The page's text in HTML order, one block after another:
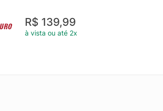
R$ 139,99
à vista ou até 2x